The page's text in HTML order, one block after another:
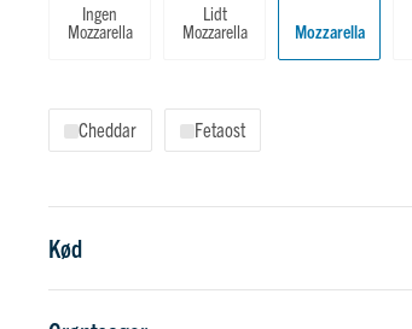
Ingen
Mozzarella
Lidt
Mozzarella Mozzarella
Cheddar Fetaost
Kød